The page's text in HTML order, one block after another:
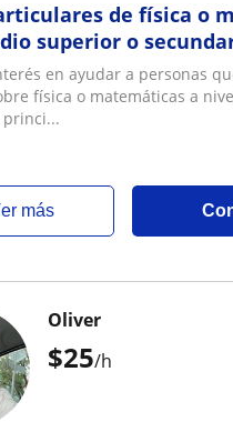
de física o
superior o
en ayudar a personas
física o matemáticas a
princi...
ver más
$25/h
Oliver